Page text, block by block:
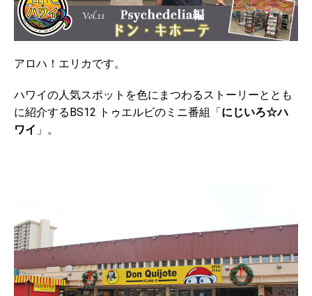
アロハ！エリカです。
ハワイの人気スポットを色にまつわるストーリーととも
に紹介するBS12 トゥエルビのミニ番組「にじいろ☆ハ
ワイ 」。